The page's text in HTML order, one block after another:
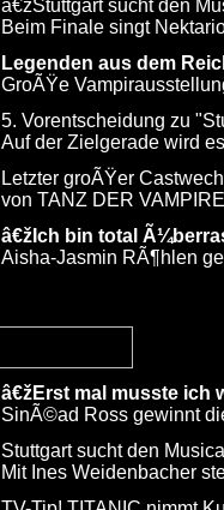
â€žStuttgart sucht den
Beim Finale singt
Legenden aus dem
GroÃŸe
5. Vorentscheidung zu
Auf der Zielgerade wird
Letzter groÃŸer
von TANZ DER VAMPIRE
â€žIch bin total
Aisha-Jasmin RÃ¶hlen
â€žErst mal musste ich
SinÃ©ad Ross gewinnt
Stuttgart sucht den
Mit Ines Weidenbacher